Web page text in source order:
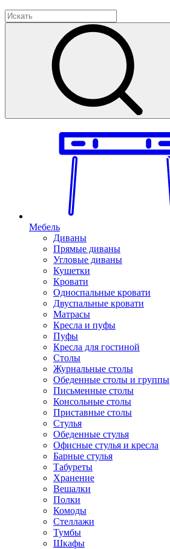
Мебель
Диваны
Прямые диваны
Угловые диваны
Кушетки
Кровати
Односпальные кровати
Двуспальные кровати
Матрасы
Кресла и пуфы
Пуфы
Кресла для гостиной
Столы
Журнальные столы
Обеденные столы и группы
Письменные столы
Консольные столы
Приставные столы
Стулья
Обеденные стулья
Офисные стулья и кресла
Барные стулья
Табуреты
Хранение
Вешалки
Полки
Комоды
Стеллажи
Тумбы
Шкафы